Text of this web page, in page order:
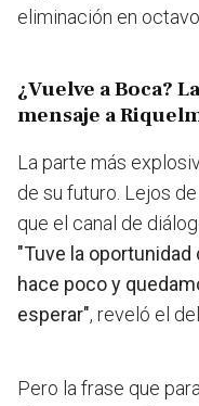
eliminación en
¿Vuelve a Boca?
mensaje a
La parte más
de su futuro. Lejos
que el canal de
"Tuve la oportunidad
hace poco y
esperar", reveló el
Pero la frase que